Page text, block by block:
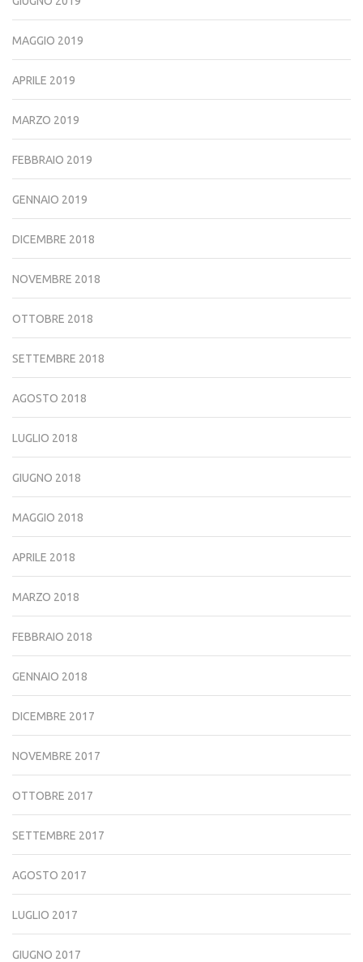
MAGGIO 2019
APRILE 2019
MARZO 2019
FEBBRAIO 2019
GENNAIO 2019
DICEMBRE 2018
NOVEMBRE 2018
OTTOBRE 2018
SETTEMBRE 2018
AGOSTO 2018
LUGLIO 2018
GIUGNO 2018
MAGGIO 2018
APRILE 2018
MARZO 2018
FEBBRAIO 2018
GENNAIO 2018
DICEMBRE 2017
NOVEMBRE 2017
OTTOBRE 2017
SETTEMBRE 2017
AGOSTO 2017
LUGLIO 2017
GIUGNO 2017